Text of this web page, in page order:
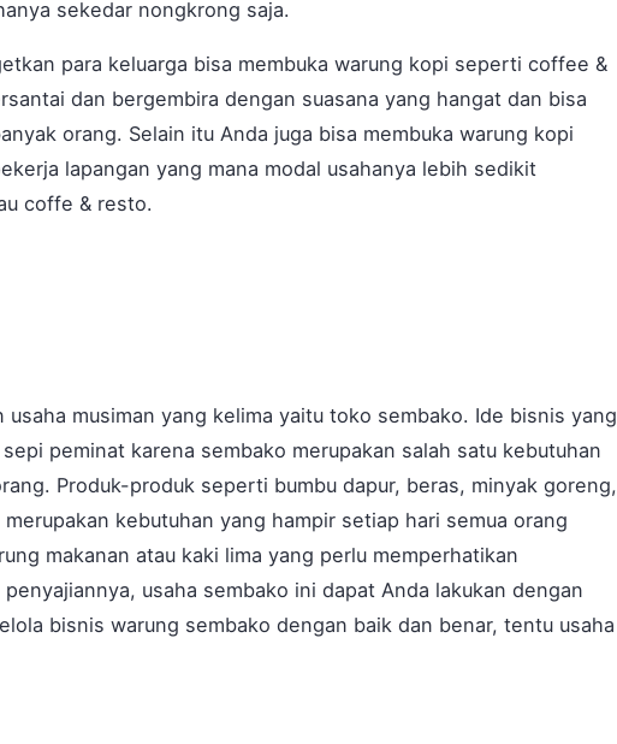
sekedar nongkrong saja.
para keluarga bisa membuka warung kopi seperti coffee &
dan bergembira dengan suasana yang hangat dan bisa
orang. Selain itu Anda juga bisa membuka warung kopi
lapangan yang mana modal usahanya lebih sedikit
coffe & resto.
musiman yang kelima yaitu toko sembako. Ide bisnis yang
peminat karena sembako merupakan salah satu kebutuhan
Produk-produk seperti bumbu dapur, beras, minyak goreng,
kebutuhan yang hampir setiap hari semua orang
makanan atau kaki lima yang perlu memperhatikan
usaha sembako ini dapat Anda lakukan dengan
bisnis warung sembako dengan baik dan benar, tentu usaha